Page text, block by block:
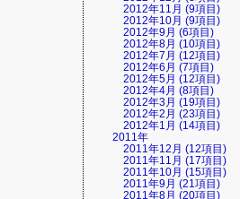
2012年11月 (9項目)
2012年10月 (9項目)
2012年9月 (6項目)
2012年8月 (10項目)
2012年7月 (12項目)
2012年6月 (7項目)
2012年5月 (12項目)
2012年4月 (8項目)
2012年3月 (19項目)
2012年2月 (23項目)
2012年1月 (14項目)
2011年
2011年12月 (12項目)
2011年11月 (17項目)
2011年10月 (15項目)
2011年9月 (21項目)
2011年8月 (20項目)